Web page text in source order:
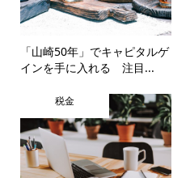
「山崎50年」でキャピタルゲ
インを手に入れる 注目...
税金